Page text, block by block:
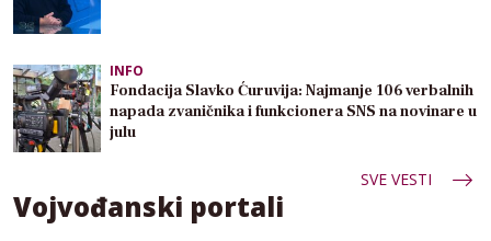
INFO
Fondacija Slavko Ćuruvija: Najmanje 106 verbalnih
napada zvaničnika i funkcionera SNS na novinare u
julu
SVE VESTI
Vojvođanski portali